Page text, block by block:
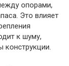
опорами,
Это влияет
к шуму,
конструкции.